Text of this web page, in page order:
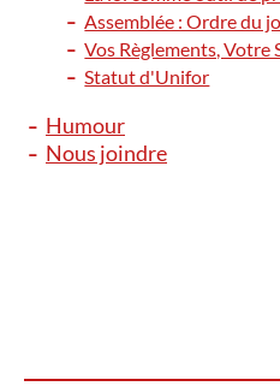
Assemblée : Ordre du
Vos Règlements, Votre
Statut d'Unifor
Humour
Nous joindre